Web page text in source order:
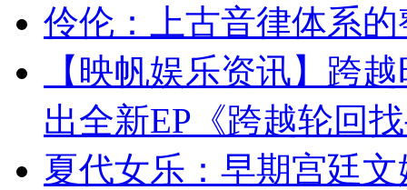
伶伦：上古音律体系
【映帆娱乐资讯】跨
出全新EP《跨越轮回
夏代女乐：早期宫廷